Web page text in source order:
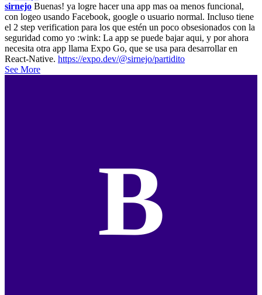
sirnejo Buenas! ya logre hacer una app mas oa menos funcional,
con logeo usando Facebook, google o usuario normal. Incluso tiene
el 2 step verification para los que estén un poco obsesionados con la
seguridad como yo :wink: La app se puede bajar aqui, y por ahora
necesita otra app llama Expo Go, que se usa para desarrollar en
React-Native. https://expo.dev/@sirnejo/partidito
See More
B